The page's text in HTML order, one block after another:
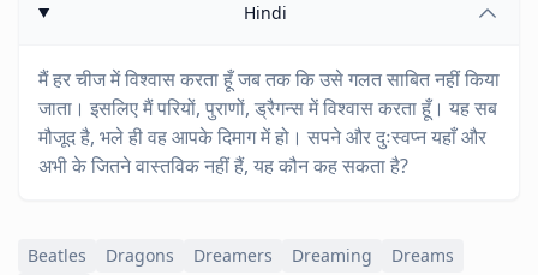
Hindi
मैं हर चीज में विश्वास करता हूँ जब तक कि उसे गलत साबित नहीं किया
जाता। इसलिए मैं परियों, पुराणों, ड्रैगन्स में विश्वास करता हूँ। यह सब
मौजूद है, भले ही वह आपके दिमाग में हो। सपने और दुःस्वप्न यहाँ और
अभी के जितने वास्तविक नहीं हैं, यह कौन कह सकता है?
Beatles Dragons Dreamers Dreaming
Dreams